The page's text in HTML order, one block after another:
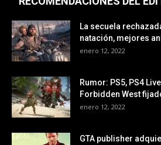
La secuela
natación, mejores
enero 12, 2022
Rumor: PS5, PS4
Forbidden West
enero 12, 2022
GTA publisher